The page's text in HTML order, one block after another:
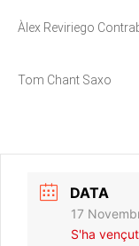
Àlex Reviriego
Tom Chant Saxo
DATA
17
S'ha